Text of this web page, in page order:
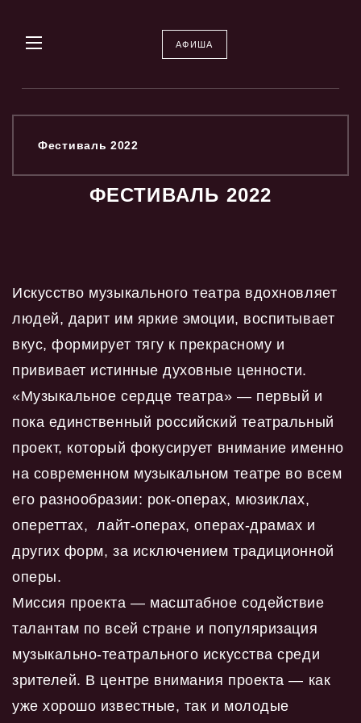
АФИША
Фестиваль 2022
ФЕСТИВАЛЬ 2022
Искусство музыкального театра вдохновляет
людей, дарит им яркие эмоции, воспитывает
вкус, формирует тягу к прекрасному и
прививает истинные духовные ценности.
«Музыкальное сердце театра» — первый и
пока единственный российский театральный
проект, который фокусирует внимание именно
на современном музыкальном театре во всем
его разнообразии: рок-операх, мюзиклах,
опереттах, лайт-операх, операх-драмах и
других форм, за исключением традиционной
оперы.
Миссия проекта — масштабное содействие
талантам по всей стране и популяризация
музыкально-театрального искусства среди
зрителей. В центре внимания проекта — как
уже хорошо известные, так и молодые